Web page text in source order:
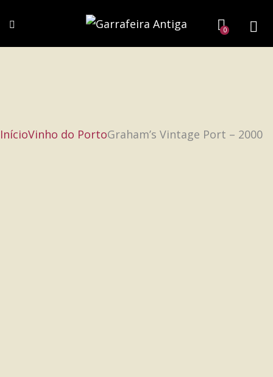
0
InícioVinho do PortoGraham’s Vintage Port – 2000